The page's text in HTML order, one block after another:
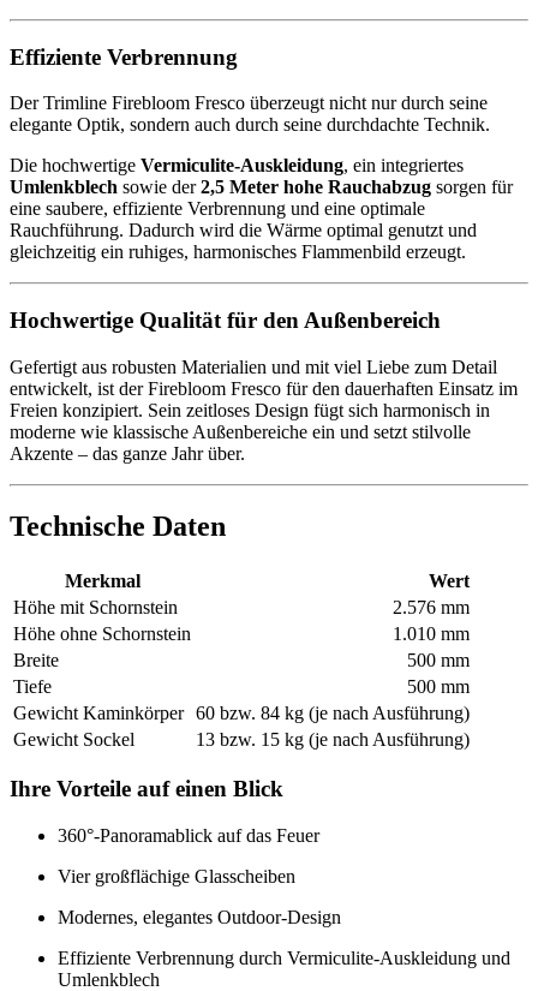
Effiziente Verbrennung
Der Trimline Firebloom Fresco überzeugt nicht nur durch seine
elegante Optik, sondern auch durch seine durchdachte Technik.
Die hochwertige Vermiculite-Auskleidung, ein integriertes
Umlenkblech sowie der2,5 Meter hohe Rauchabzug sorgen für
eine saubere, effiziente Verbrennung und eine optimale
Rauchführung. Dadurch wird die Wärme optimal genutzt und
gleichzeitig ein ruhiges, harmonisches Flammenbild erzeugt.
Hochwertige Qualität für den Außenbereich
Gefertigt aus robusten Materialien und mit viel Liebe zum Detail
entwickelt, ist der Firebloom Fresco für den dauerhaften Einsatz im
Freien konzipiert. Sein zeitloses Design fügt sich harmonisch in
moderne wie klassische Außenbereiche ein und setzt stilvolle
Akzente – das ganze Jahr über.
Technische Daten
Merkmal
Wert
Höhe mit Schornstein
2.576 mm
Höhe ohne Schornstein
1.010 mm
Breite
500 mm
Tiefe
500 mm
Gewicht Kaminkörper 60 bzw. 84 kg (je nach Ausführung)
Gewicht Sockel
13 bzw. 15 kg (je nach Ausführung)
Ihre Vorteile auf einen Blick
360°-Panoramablick auf das Feuer
Vier großflächige Glasscheiben
Modernes, elegantes Outdoor-Design
Effiziente Verbrennung durch Vermiculite-Auskleidung und
Umlenkblech